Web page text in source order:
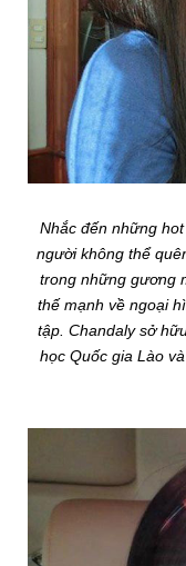
Nhắc đến những
người không thể
trong những gương
thế mạnh về ngoại
tập. Chandaly sở
học Quốc gia Lào